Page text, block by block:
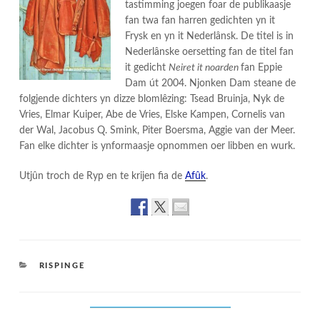
tastimming joegen foar de publikaasje
fan twa fan harren gedichten yn it
Frysk en yn it Nederlânsk. De titel is in
Nederlânske oersetting fan de titel fan
it gedichtNeiret it noardenfan Eppie
Dam út 2004. Njonken Dam steane de
folgjende dichters yn dizze blomlêzing: Tsead Bruinja, Nyk de
Vries, Elmar Kuiper, Abe de Vries, Elske Kampen, Cornelis van
der Wal, Jacobus Q. Smink, Piter Boersma, Aggie van der Meer.
Fan elke dichter is ynformaasje opnommen oer libben en wurk.
Utjûn troch de Ryp en te krijen fia de Afûk.
CATEGORIES
RISPINGE